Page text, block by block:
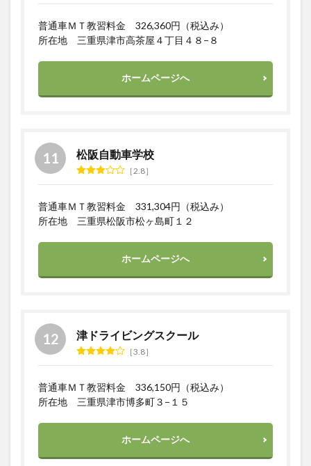
普通車ＭＴ教習料金 326,360円（税込み）
所在地 三重県津市高茶屋４丁目４８−８
ホームページへ
松阪自動車学校
2.8
普通車ＭＴ教習料金 331,304円（税込み）
所在地 三重県松阪市松ヶ島町１２
ホームページへ
津ドライビングスクール
3.8
普通車ＭＴ教習料金 336,150円（税込み）
所在地 三重県津市博多町３−１５
ホームページへ